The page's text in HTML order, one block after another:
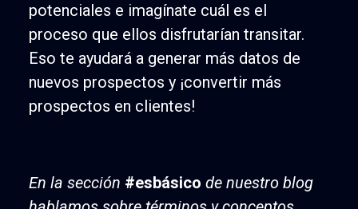
potenciales e imagínate cuál es el
proceso que ellos disfrutarían transitar.
Eso te ayudará a generar más datos de
nuevos prospectos y ¡convertir más
prospectos en clientes!
En la sección #esbásico de nuestro blog